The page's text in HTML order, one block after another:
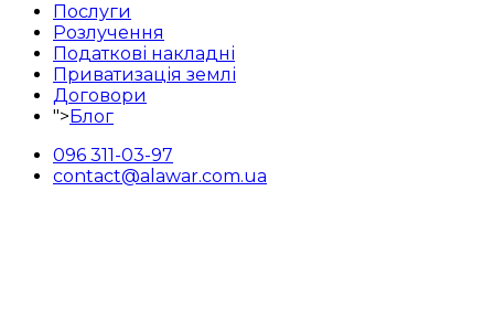
Послуги
Розлучення
Податкові накладні
Приватизація землі
Договори
">Блог
096 311-03-97
contact@alawar.com.ua